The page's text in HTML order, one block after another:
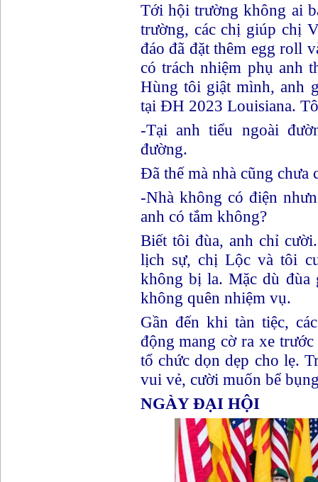
Tới hội trường không ai
trường, các chị giúp chị
đáo đã đặt thêm egg roll
có trách nhiệm phụ anh
Hùng tôi giật mình, anh
tại ĐH 2023 Louisiana.
-Tại anh tiểu ngoài
đường.
Đã thế mà nhà cũng chưa
-Nhà không có điện
anh có tắm không?
Biết tôi đùa, anh chỉ
lịch sự, chị Lộc và tôi
không bị la. Mặc dù đùa
không quên nhiệm vụ.
Gần đến khi tàn tiệc,
động mang cờ ra xe
tổ chức dọn dẹp cho lẹ.
vui vẻ, cười muốn bể
NGÀY ĐẠI HỘI